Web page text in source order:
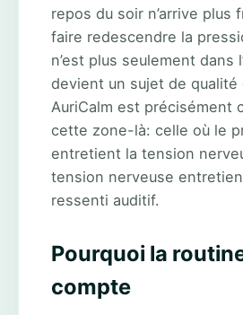
repos du soir n’arrive plus
faire redescendre la
n’est plus seulement dans
devient un sujet de qualité
AuriCalm est précisément
cette zone-là: celle où le
entretient la tension
tension nerveuse
ressenti auditif.
Pourquoi la
compte